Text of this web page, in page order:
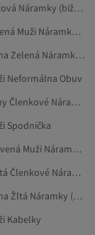
Béžová Náramky (bižutéria)
Zelená Muži Náramky (bižutéria)
Faina Zelená Náramky (bižutéria)
Neformálna Obuv
Ženy Členkové Náramky (bižutéria)
Spodnička
Červená Muži Náramky (bižutéria)
Zlatá Členkové Náramky (bižutéria)
Faina Žltá Náramky (bižutéria)
Kabelky